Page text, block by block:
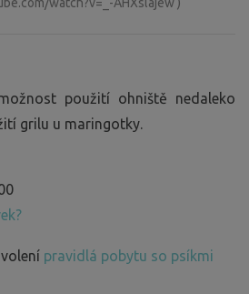
použití ohniště nedaleko
grilu u maringotky.
pravidlá pobytu so psíkmi